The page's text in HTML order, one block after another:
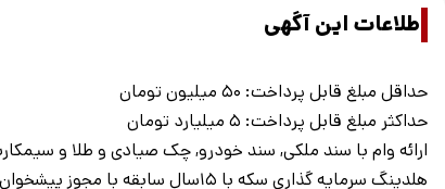
اطلاعات این آگهی
حداقل مبلغ قابل پرداخت: ۵۰ میلیون تومان
حداکثر مبلغ قابل پرداخت: ۵ میلیارد تومان
ارائه وام با سند ملکی, سند خودرو, چک صیادی و طلا و
هلدینگ سرمایه گذاری سکه با ۱۵سال سابقه با مجوز پیشخوان دولت